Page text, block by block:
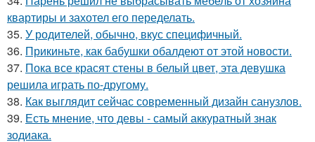
квартиры и захотел его переделать.
35. У родителей, обычно, вкус специфичный.
36. Прикиньте, как бабушки обалдеют от этой новости.
37. Пока все красят стены в белый цвет, эта девушка
решила играть по-другому.
38. Как выглядит сейчас современный дизайн санузлов.
39. Есть мнение, что девы - самый аккуратный знак
зодиака.